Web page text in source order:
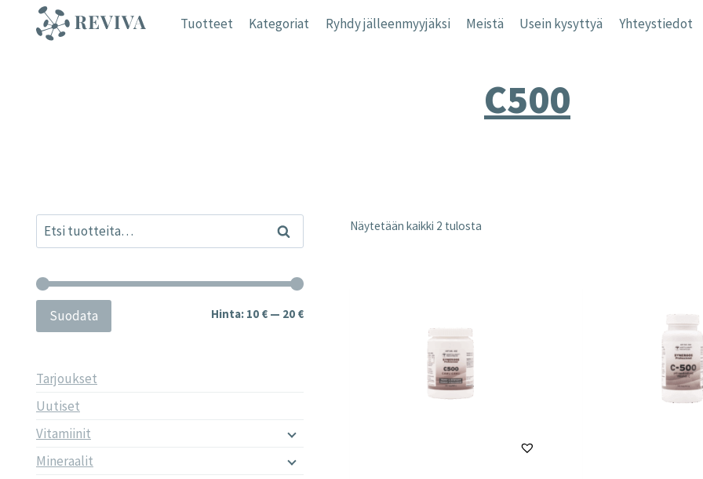
sisältöön
Tuotteet Kategoriat Ryhdy jälleenmyyjäksi Meistä Usein kysyttyä Yhteystiedot
C500
Näytetään kaikki 2 tulosta
Etsi: Haku
Minimihinta
Maksimihinta
Suodata Hinta: 10 €— 20 €
Tarjoukset
Uutiset
Vitamiinit
Mineraalit